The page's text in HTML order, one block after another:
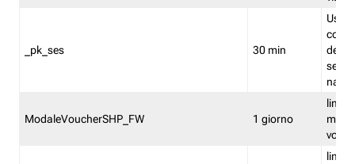
_pk_ses 30 min
ModaleVoucherSHP_FW 1 giorno